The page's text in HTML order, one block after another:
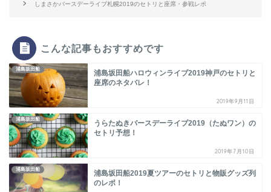
しまさかバースデーライブ札幌2019のセトリと座席・参戦レポ
こんな記事もおすすめです
浦島坂田船
浦島坂田船ハロウィンライブ2019神戸のセトリと
座席のネタバレ！
2019年9月11日
浦島坂田船
うらたぬきバースデーライブ2019（たぬワン）の
セトリ予想！
2019年7月10日
浦島坂田船
浦島坂田船2019夏ツアーのセトリと物販グッズ列
のレポ！